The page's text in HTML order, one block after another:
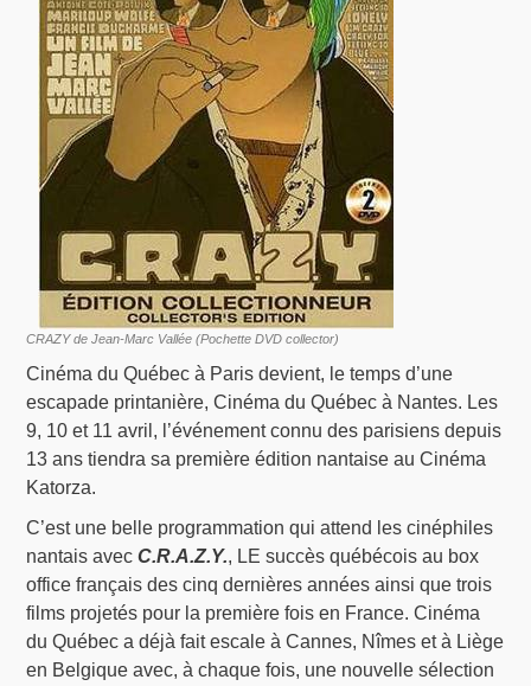
CRAZY de Jean-Marc Vallée (Pochette DVD collector)
Cinéma du Québec à Paris devient, le temps d’une
escapade printanière, Cinéma du Québec à Nantes. Les
9, 10 et 11 avril, l’événement connu des parisiens depuis
13 ans tiendra sa première édition nantaise au Cinéma
Katorza.
C’est une belle programmation qui attend les cinéphiles
nantais avecC.R.A.Z.Y., LE succès québécois au box
office français des cinq dernières années ainsi que trois
films projetés pour la première fois en France. Cinéma
du Québec a déjà fait escale à Cannes, Nîmes et à Liège
en Belgique avec, à chaque fois, une nouvelle sélection